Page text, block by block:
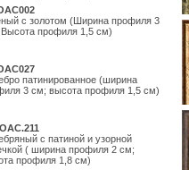
с золотом (Ширина профиля 3
профиля 1,5 см)
патинированное (ширина
3 см; высота профиля 1,5 см)
с патиной и узорной
( ширина профиля 2 см;
профиля 1,8 см)